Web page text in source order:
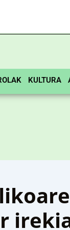
KULTURA